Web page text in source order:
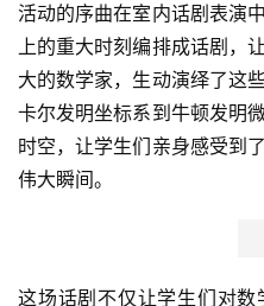
活动的序曲在室内话剧表演
上的重大时刻编排成话剧，
大的数学家，生动演绎了这
卡尔发明坐标系到牛顿发明
时空，让学生们亲身感受到
伟大瞬间。
这场话剧不仅让学生们对